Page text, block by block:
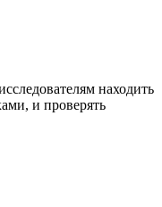
находить
и проверять